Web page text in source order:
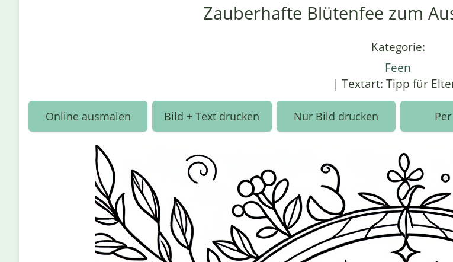
Zauberhafte Blütenfee zum
Kategorie:
Feen
| Textart: Tipp für
Online ausmalen Bild + Text drucken Nur Bild drucken